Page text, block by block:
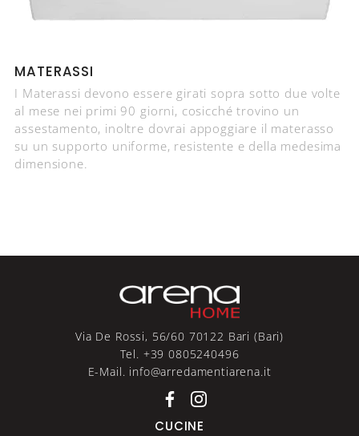
MATERASSI
I Materassi devono essere girati sopra sotto due volte
al mese nei primi 90 giorni, cosicché trovino un
assestamento, inoltre dovrai appoggiare il materasso
su un supporto uniforme, resistente e della medesima
dimensione.
Via De Rossi, 56/60 70122 Bari (Bari)
Tel. +39 0805240496
E-Mail. info@arredamentiarena.it
CUCINE